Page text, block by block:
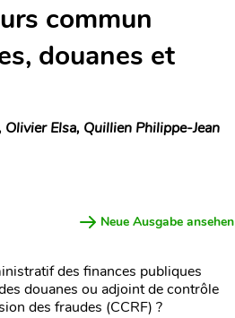
commun
douanes et
Elsa, Quillien Philippe-Jean
Neue Ausgabe ansehen
des finances publiques
douanes ou adjoint de contrôle
des fraudes (CCRF) ?